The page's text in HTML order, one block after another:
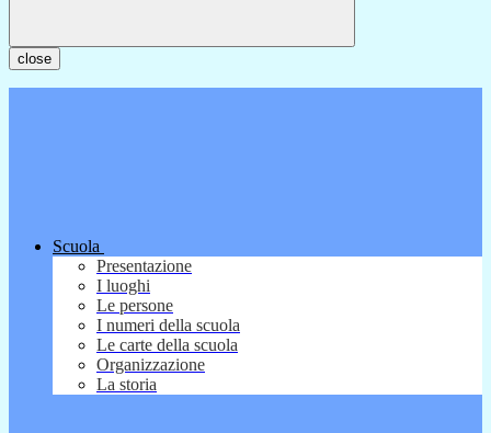
close
Scuola
Presentazione
I luoghi
Le persone
I numeri della scuola
Le carte della scuola
Organizzazione
La storia